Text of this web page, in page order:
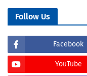
Follow Us
Facebook
YouTube